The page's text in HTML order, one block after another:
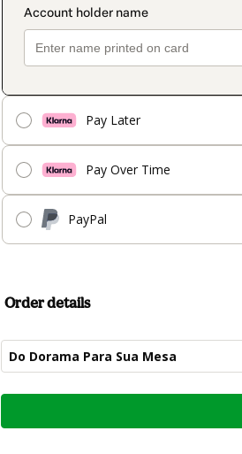
Pay Later
Pay Over Time
PayPal
Order details
Do Dorama Para Sua Mesa
Total
$4.00